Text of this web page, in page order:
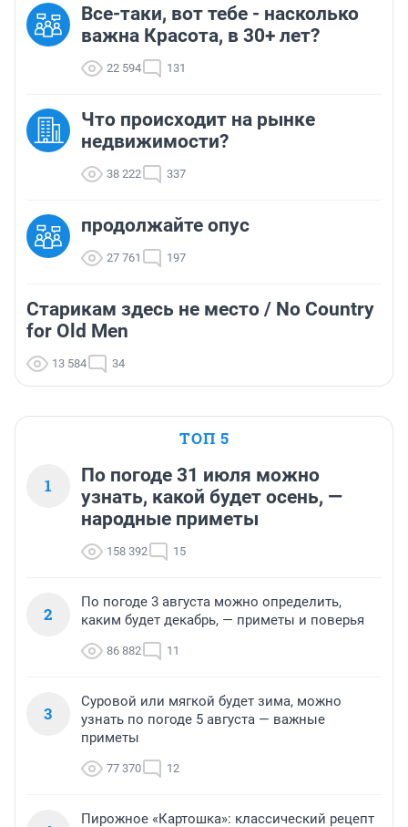
Все-таки, вот тебе - насколько
важна Красота, в 30+ лет?
22 594 131
Что происходит на рынке
недвижимости?
38 222 337
продолжайте опус
27 761 197
Старикам здесь не место / No Country
for Old Men
13 584 34
ТОП 5
1
По погоде 31 июля можно
узнать, какой будет осень, —
народные приметы
158 392 15
2
По погоде 3 августа можно определить,
каким будет декабрь, — приметы и поверья
86 882 11
3
Суровой или мягкой будет зима, можно
узнать по погоде 5 августа — важные
приметы
77 370 12
Пирожное «Картошка»: классический рецепт